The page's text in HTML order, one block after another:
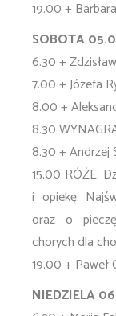
19.00 +
SOBOTA
6.30 +
7.00 + Józefa
8.00 +
8.30
8.30 + Andrzej
15.00 RÓŻE:
i opiekę
oraz o
chorych dla
19.00 + Paweł
NIEDZIELA